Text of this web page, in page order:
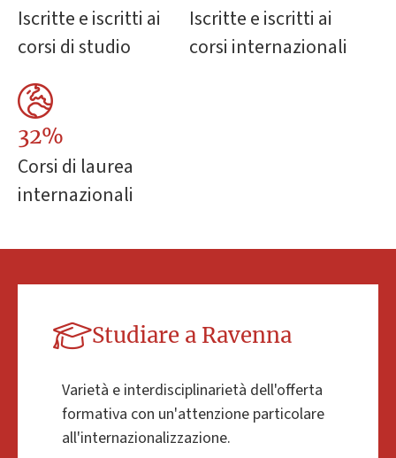
Iscritte e iscritti ai
corsi di studio
Iscritte e iscritti ai
corsi internazionali
32%
Corsi di laurea
internazionali
Studiare a Ravenna
Varietà e interdisciplinarietà dell'offerta
formativa con un'attenzione particolare
all'internazionalizzazione.